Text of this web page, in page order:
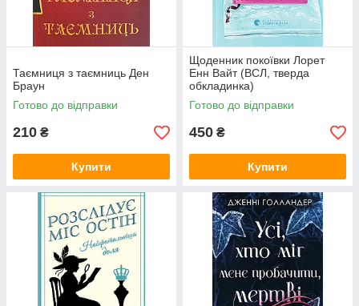
Таємниця з таємниць Ден
Браун
Готово до відправки
210 ₴
Купити
Щоденник покоївки Лорет
Енн Вайт (ВСЛ, тверда
обкладинка)
Готово до відправки
450 ₴
Купити